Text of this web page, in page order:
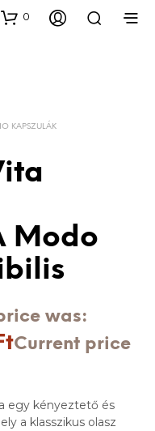
0
KAPSZULÁK
Modo
was:
Current price
egy kényeztető és
a klasszikus olasz